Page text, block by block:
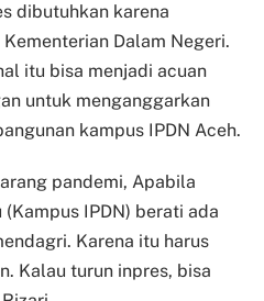
dibutuhkan karena
Dalam Negeri.
itu bisa menjadi acuan
untuk menganggarkan
kampus IPDN Aceh.
pandemi, Apabila
IPDN) berati ada
Karena itu harus
Kalau turun inpres, bisa